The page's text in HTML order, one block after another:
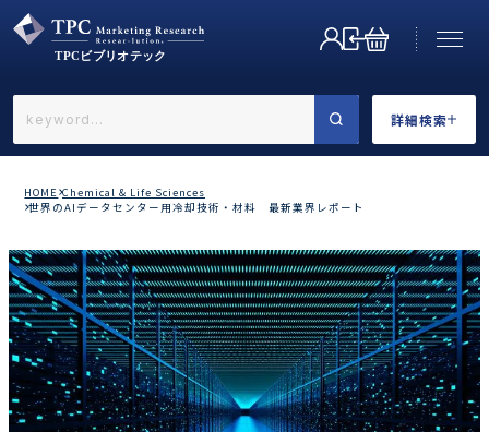
詳細検索
←戻る
業界で選ぶ
HOME Chemical & Life Sciences
世界のAIデータセンター用冷却技術・材料 最新業界レポート